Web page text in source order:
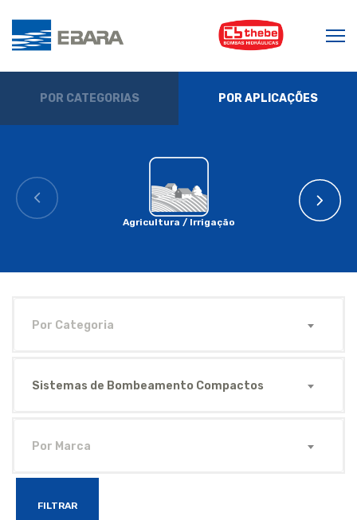
POR CATEGORIAS POR APLICAÇÕES
Agricultura / Irrigação
Por Categoria
Sistemas de Bombeamento Compactos
Por Marca
FILTRAR